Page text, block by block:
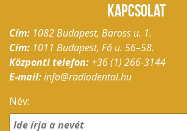
KAPCSOLAT
Cím: 1082 Budapest, Baross u. 1.
Cím: 1011 Budapest, Fő u. 56–58.
Központi telefon: +36 (1) 266-3144
E-mail:info@radiodental.hu
Név: